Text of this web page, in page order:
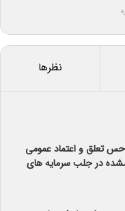
نظرها
تعلق و اعتماد عمومی
در جلب سرمایه های